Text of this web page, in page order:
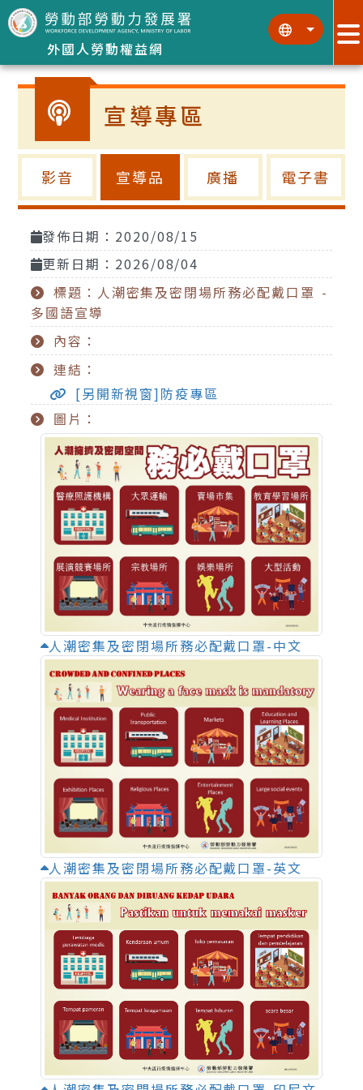
跳到主要內容區塊
外國人勞動權益網
::: :::
宣導專區
影音 宣導品 廣播 電子書
發佈日期：2020/08/15
更新日期：2026/08/04
標題：人潮密集及密閉場所務必配戴口罩 -
多國語宣導
內容：
連結：
[另開新視窗]防疫專區
圖片：
人潮密集及密閉場所務必配戴口罩-中文
人潮密集及密閉場所務必配戴口罩-英文